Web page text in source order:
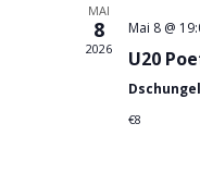
MAI
8
2026
Mai 8 @
U20
€8